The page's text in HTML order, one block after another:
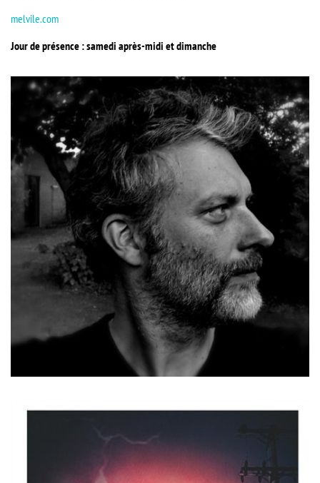
melvile.com
Jour de présence : samedi après-midi et dimanche